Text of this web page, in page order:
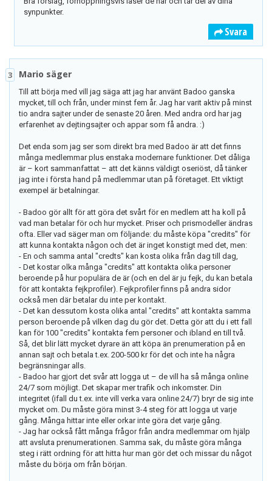
synpunkter.
Svara
3 Mario säger
Till att börja med vill jag säga att jag har använt Badoo ganska
mycket, till och från, under minst fem år. Jag har varit aktiv på minst
tio andra sajter under de senaste 20 åren. Med andra ord har jag
erfarenhet av dejtingsajter och appar som få andra. :)
Det enda som jag ser som direkt bra med Badoo är att det finns
många medlemmar plus enstaka modernare funktioner. Det dåliga
är – kort sammanfattat – att det känns väldigt oseriöst, då tänker
jag inte i första hand på medlemmar utan på företaget. Ett viktigt
exempel är betalningar.
- Badoo gör allt för att göra det svårt för en medlem att ha koll på
vad man betalar för och hur mycket. Priser och prismodeller ändras
ofta. Eller vad säger man om följande: du måste köpa "credits" för
att kunna kontakta någon och det är inget konstigt med det, men:
- En och samma antal "credts" kan kosta olika från dag till dag,
- Det kostar olka många "credits" att kontakta olika personer
beroende på hur populära de är (och en del är ju fejk, du kan betala
för att kontakta fejkprofiler). Fejkprofiler finns på andra sidor
också men där betalar du inte per kontakt.
- Det kan dessutom kosta olika antal "credits" att kontakta samma
person beroende på vilken dag du gör det. Detta gör att du i ett fall
kan för 100 "credits" kontakta fem personer och ibland en till två.
Så, det blir lätt mycket dyrare än att köpa än prenumeration på en
annan sajt och betala t.ex. 200-500 kr för det och inte ha några
begränsningar alls.
- Badoo har gjort det svår att logga ut – de vill ha så många online
24/7 som möjligt. Det skapar mer trafik och inkomster. Din
integritet (ifall du t.ex. inte vill verka vara online 24/7) bryr de sig inte
mycket om. Du måste göra minst 3-4 steg för att logga ut varje
gång. Många hittar inte eller orkar inte göra det varje gång.
- Jag har också fått många frågor från andra medlemmar om hjälp
att avsluta prenumerationen. Samma sak, du måste göra många
steg i rätt ordning för att hitta hur man gör det och missar du något
måste du börja om från början.